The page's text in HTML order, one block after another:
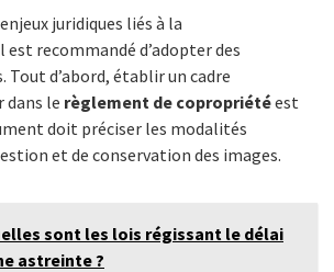
juridiques liés à la
recommandé d’adopter des
Tout d’abord, établir un cadre
le règlement de copropriétéest
doit préciser les modalités
et de conservation des images.
sont les lois régissant le délai
astreinte ?